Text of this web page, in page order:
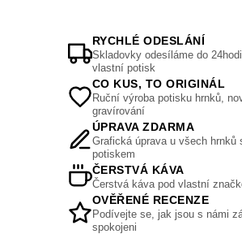
RYCHLÉ ODESLÁNÍ
Skladovky odesíláme do
vlastní potisk
CO KUS, TO ORIGINÁL
Ruční výroba potisku hrnků,
gravírování
ÚPRAVA ZDARMA
Grafická úprava u všech hrnků
potiskem
ČERSTVÁ KÁVA
Čerstvá káva pod vlastní
OVĚŘENÉ RECENZE
Podívejte se, jak jsou s námi
spokojeni